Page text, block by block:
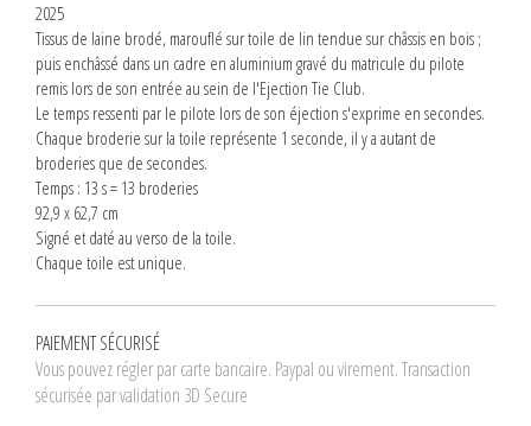
2025
Tissus de laine brodé, marouflé sur toile de lin tendue sur châssis en bois ;
puis enchâssé dans un cadre en aluminium gravé du matricule du pilote
remis lors de son entrée au sein de l'Ejection Tie Club.
Le temps ressenti par le pilote lors de son éjection s'exprime en secondes.
Chaque broderie sur la toile représente 1 seconde, il y a autant de
broderies que de secondes.
Temps : 13 s = 13 broderies
92,9 x 62,7 cm
Signé et daté au verso de la toile.
Chaque toile est unique.
PAIEMENT SÉCURISÉ
Vous pouvez régler par carte bancaire. Paypal ou virement. Transaction
sécurisée par validation 3D Secure